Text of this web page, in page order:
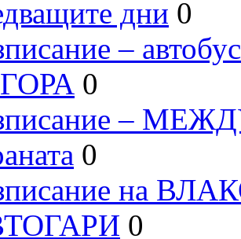
дни 0
–
0
–
0
на
0